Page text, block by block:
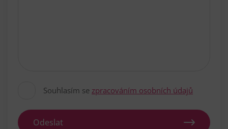
Souhlasím se zpracováním osobních údajů
Odeslat